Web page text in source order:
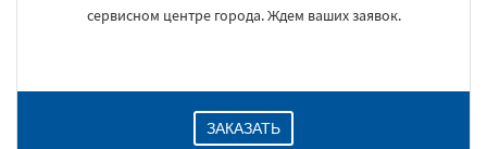
сервисном центре города. Ждем ваших заявок.
ЗАКАЗАТЬ